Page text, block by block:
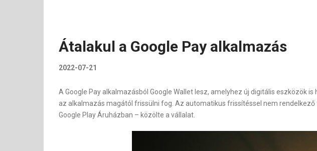
Átalakul a Google Pay alkalmazás
2022-07-21
A Google Pay alkalmazásból Google Wallet lesz, amelyhez új digitális eszközök
az alkalmazás magától frissülni fog. Az automatikus frissítéssel nem
Google Play Áruházban – közölte a vállalat.